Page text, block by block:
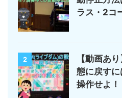
ラス・2コ
2
【動画あ
態に戻す
操作せよ！